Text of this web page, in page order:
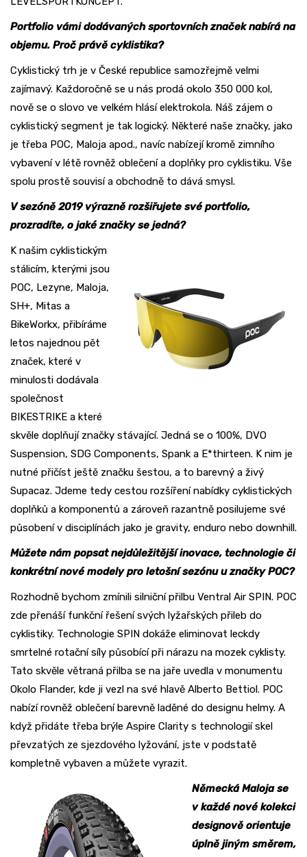
Portfolio vámi dodávaných sportovních značek nabírá na
objemu. Proč právě cyklistika?
Cyklistický trh je v České republice samozřejmě velmi
zajímavý. Každoročně se u nás prodá okolo 350 000 kol,
nově se o slovo ve velkém hlásí elektrokola. Náš zájem o
cyklistický segment je tak logický. Některé naše značky, jako
je třeba POC, Maloja apod., navíc nabízejí kromě zimního
vybavení v létě rovněž oblečení a doplňky pro cyklistiku. Vše
spolu prostě souvisí a obchodně to dává smysl.
V sezóně 2019 výrazně rozšiřujete své portfolio,
prozradíte, o jaké značky se jedná?
K našim cyklistickým
stálicím, kterými jsou
POC, Lezyne, Maloja,
SH+, Mitas a
BikeWorkx, přibíráme
letos najednou pět
značek, které v
minulosti dodávala
společnost
BIKESTRIKE a které
skvěle doplňují značky stávající. Jedná se o 100%, DVO
Suspension, SDG Components, Spank a E*thirteen. K nim je
nutné přičíst ještě značku šestou, a to barevný a živý
Supacaz. Jdeme tedy cestou rozšíření nabídky cyklistických
doplňků a komponentů a zároveň razantně posilujeme své
působení v disciplínách jako je gravity, enduro nebo downhill.
Můžete nám popsat nejdůležitější inovace, technologie či
konkrétní nové modely pro letošní sezónu u značky POC?
Rozhodně bychom zmínili silniční přilbu Ventral Air SPIN. POC
zde přenáší funkční řešení svých lyžařských přileb do
cyklistiky. Technologie SPIN dokáže eliminovat leckdy
smrtelné rotační síly působící při nárazu na mozek cyklisty.
Tato skvěle větraná přilba se na jaře uvedla v monumentu
Okolo Flander, kde ji vezl na své hlavě Alberto Bettiol. POC
nabízí rovněž oblečení barevně laděné do designu helmy. A
když přidáte třeba brýle Aspire Clarity s technologií skel
převzatých ze sjezdového lyžování, jste v podstatě
kompletně vybaven a můžete vyrazit.
Německá Maloja se
v každé nové kolekci
designově orientuje
úplně jiným směrem,